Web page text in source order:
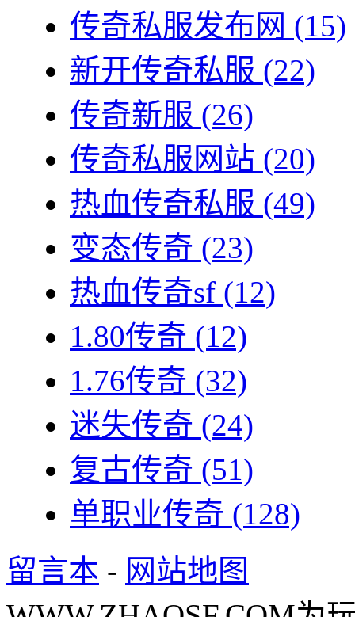
传奇私服发布网 (15)
新开传奇私服 (22)
传奇新服 (26)
传奇私服网站 (20)
热血传奇私服 (49)
变态传奇 (23)
热血传奇sf (12)
1.80传奇 (12)
1.76传奇 (32)
迷失传奇 (24)
复古传奇 (51)
单职业传奇 (128)
留言本 - 网站地图